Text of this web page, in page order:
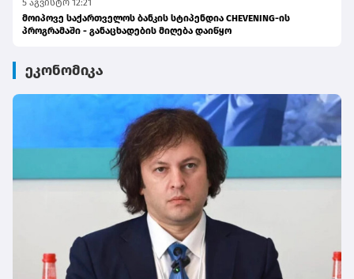
5 აგვისტო 12:21
მოიპოვე საქართველოს ბანკის სტიპენდია CHEVENING-ის
პროგრამაში - განაცხადების მიღება დაიწყო
ეკონომიკა